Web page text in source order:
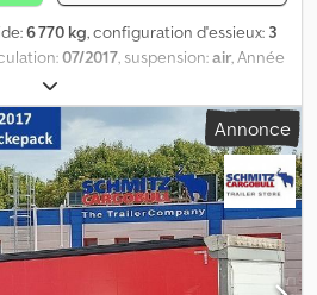
6 770 kg, configuration d'essieux: 3
07/2017, suspension:air, Année
d'engrenage:
: 6 770 kg, suspension
anti-encastrement, système de
prises 1x15 et 2x7 pôles, système
de tous les véhicules disponibles
financement ? Nous proposons
personnalisées, des contrats de
télématiques. Nous serons
Djdpfoztgx Rox Al
Annonce